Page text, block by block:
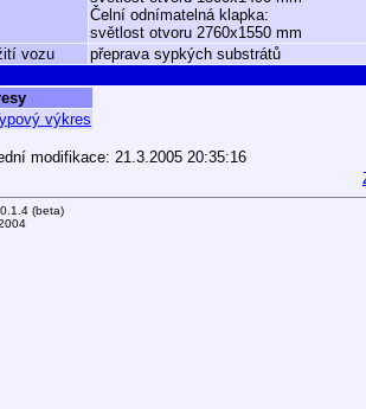
Čelní odnímatelná klapka:
světlost otvoru 2760x1550 mm
vozu
přeprava sypkých substrátů
výkres
modifikace: 21.3.2005 20:35:16
(beta)